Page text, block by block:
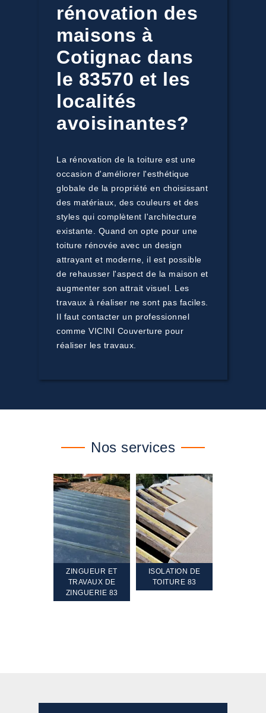
rénovation des
maisons à
Cotignac dans
le 83570 et les
localités
avoisinantes?
La rénovation de la toiture est une
occasion d'améliorer l'esthétique
globale de la propriété en choisissant
des matériaux, des couleurs et des
styles qui complètent l'architecture
existante. Quand on opte pour une
toiture rénovée avec un design
attrayant et moderne, il est possible
de rehausser l'aspect de la maison et
augmenter son attrait visuel. Les
travaux à réaliser ne sont pas faciles.
Il faut contacter un professionnel
comme VICINI Couverture pour
réaliser les travaux.
Nos services
ZINGUEUR ET
TRAVAUX DE
ZINGUERIE 83
ISOLATION DE
TOITURE 83